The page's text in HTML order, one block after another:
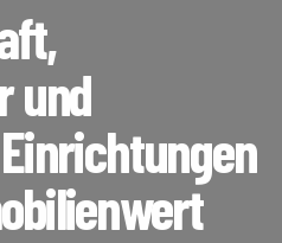
und